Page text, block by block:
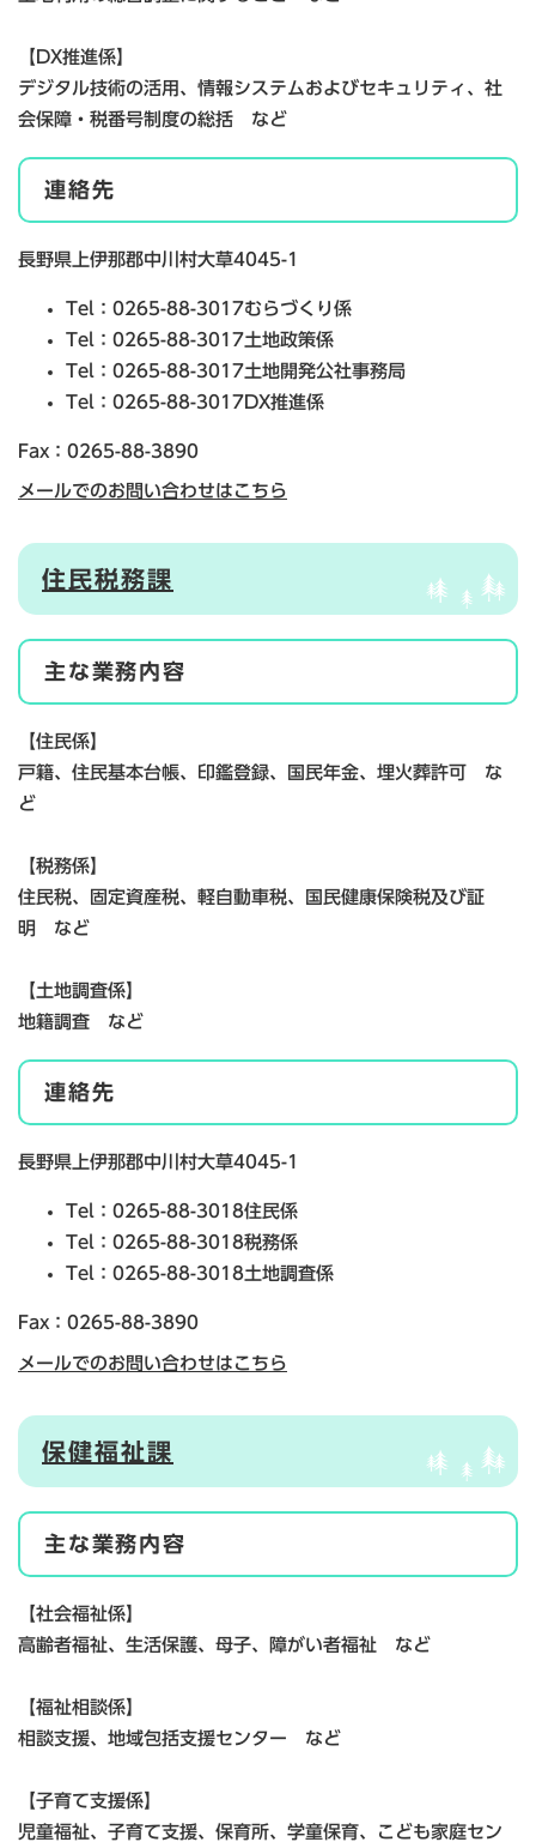
【DX推進係】
デジタル技術の活用、情報システムおよびセキュリティ、社
会保障・税番号制度の総括 など
連絡先
長野県上伊那郡中川村大草4045-1
Tel：0265-88-3017むらづくり係
Tel：0265-88-3017土地政策係
Tel：0265-88-3017土地開発公社事務局
Tel：0265-88-3017DX推進係
Fax：0265-88-3890
メールでのお問い合わせはこちら
住民税務課
主な業務内容
【住民係】
戸籍、住民基本台帳、印鑑登録、国民年金、埋火葬許可 な
ど
【税務係】
住民税、固定資産税、軽自動車税、国民健康保険税及び証
明 など
【土地調査係】
地籍調査 など
連絡先
長野県上伊那郡中川村大草4045-1
Tel：0265-88-3018住民係
Tel：0265-88-3018税務係
Tel：0265-88-3018土地調査係
Fax：0265-88-3890
メールでのお問い合わせはこちら
保健福祉課
主な業務内容
【社会福祉係】
高齢者福祉、生活保護、母子、障がい者福祉 など
【福祉相談係】
相談支援、地域包括支援センター など
【子育て支援係】
児童福祉、子育て支援、保育所、学童保育、こども家庭セン